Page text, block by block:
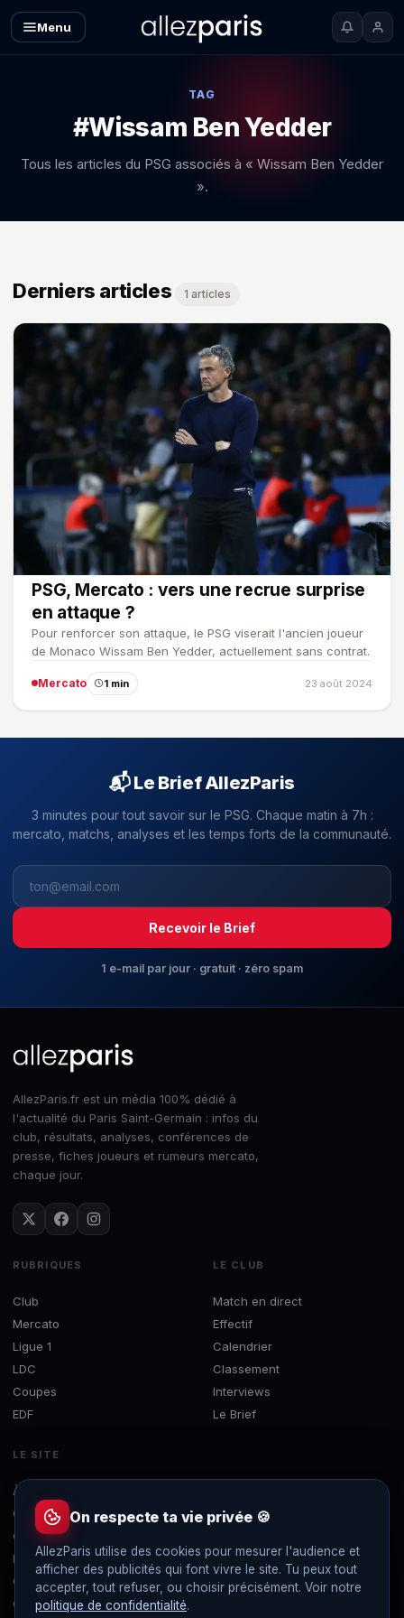
Menu
TAG
#Wissam Ben Yedder
Tous les articles du PSG associés à « Wissam Ben Yedder
».
Derniers articles 1 articles
PSG, Mercato : vers une recrue surprise
en attaque ?
Pour renforcer son attaque, le PSG viserait l'ancien joueur
de Monaco Wissam Ben Yedder, actuellement sans contrat.
Mercato 1 min 23 août 2024
📬 Le Brief AllezParis
3 minutes pour tout savoir sur le PSG. Chaque matin à 7h :
mercato, matchs, analyses et les temps forts de la communauté.
Recevoir le Brief
1 e-mail par jour · gratuit · zéro spam
AllezParis.fr est un média 100% dédié à
l'actualité du Paris Saint-Germain : infos du
club, résultats, analyses, conférences de
presse, fiches joueurs et rumeurs mercato,
chaque jour.
RUBRIQUES
Club
Mercato
Ligue 1
LDC
Coupes
EDF
LE CLUB
Match en direct
Effectif
Calendrier
Classement
Interviews
Le Brief
LE SITE
À propos
Concours
Contact
Mentions légales
Confidentialité
Gérer les cookies
On respecte ta vie privée 🍪
AllezParis utilise des cookies pour mesurer l'audience et
afficher des publicités qui font vivre le site. Tu peux tout
accepter, tout refuser, ou choisir précisément. Voir notre
politique de confidentialité.